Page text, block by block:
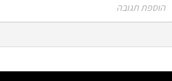
הוספת תגובה